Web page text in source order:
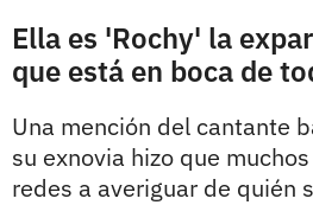
Ella es 'Rochy' la
que está en boca de
Una mención del cantante
su exnovia hizo que
redes a averiguar de quién